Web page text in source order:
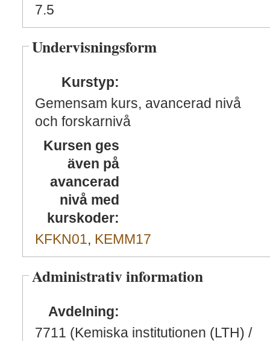
7.5
Undervisningsform
Kurstyp:
Gemensam kurs, avancerad nivå
och forskarnivå
Kursen ges
även på
avancerad
nivå med
kurskoder:
KFKN01, KEMM17
Administrativ information
Avdelning:
7711 (Kemiska institutionen (LTH) /